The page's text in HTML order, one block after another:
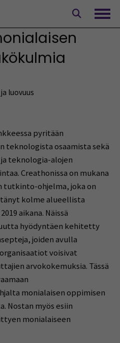
luovuus
pyritään
teknologista osaamista sekä
teknologia-alojen
Creathonissa on mukana
tutkinto-ohjelma, joka on
kolme alueellista
aikana. Näissä
hyödyntäen kehitetty
joiden avulla
voisivat
arvokokemuksia. Tässä
monialaisen oppimisen
Nostan myös esiin
monialaiseen